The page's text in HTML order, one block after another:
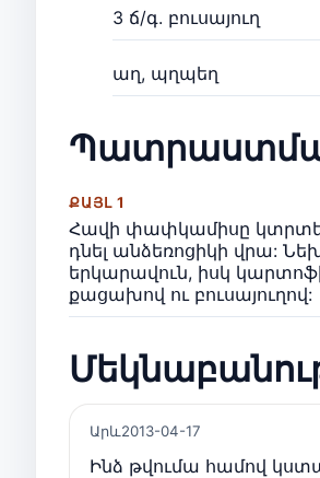
3 ճ/գ. բուսայուղ
աղ, պղպեղ
ՔԱՅԼ 1
Հավի փափկամիսը
դնել անձեռոցիկի վրա:
երկարավուն, իսկ
քացախով ու բուսայուղով:
Արև 2013-04-17
Ինձ թվումա համով